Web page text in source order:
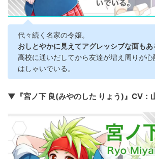
代々続く名家の令嬢。
おしとやかに見えてアグレッシブな面もあ
高校に通いだしてから友達が増え周りが
はしゃいでいる。
▼『宮ノ下 良(みやのした りょう)』CV：